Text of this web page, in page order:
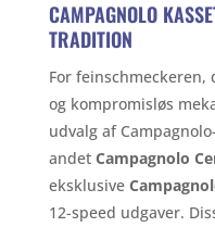
CAMPAGNOLO
TRADITION
For
og kompromisløs
udvalg af
andet Campagnolo
eksklusive
12-speed udgaver.